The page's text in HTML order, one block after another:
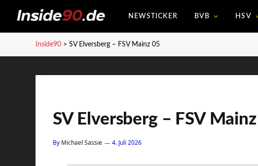
NEWSTICKER BVB HSV
Inside90 > SV Elversberg – FSV Mainz 05
SV Elversberg – FSV
By Michael Sassie 4. Juli 2026